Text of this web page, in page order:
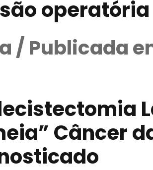
/ Publicada
Câncer